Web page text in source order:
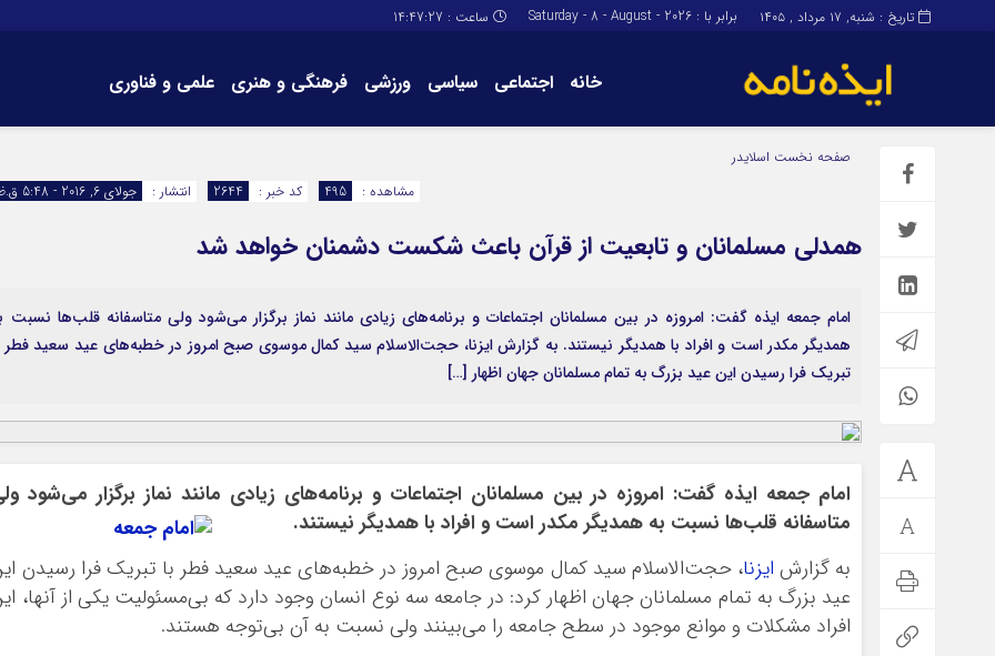
تاریخ : شنبه, ۱۷ مرداد , ۱۴۰۵ برابر با : Saturday - 8 - August - 2026 ساعت : 14:47:27
خانه اجتماعی سیاسی ورزشی فرهنگی و هنری علمی و فناوری
برگه نمونهصفحه نخست اسلایدر
انتشار :
جولای 6, 2016 - 5:48 ق.ظ کد خبر : 2644 مشاهده : 495
همدلی مسلمانان و تابعیت از قرآن باعث شکست دشمنان خواهد شد
امام جمعه ایذه گفت: امروزه در بین مسلمانان اجتماعات و برنامه‌های زیادی مانند نماز برگزار می‌شود ولی متاسفانه قلب‌ها نسبت
همدیگر مکدر است و افراد با همدیگر نیستند. به گزارش ایزنا، حجت‌الاسلام سید کمال موسوی صبح امروز در خطبه‌های عید سعید فطر
تبریک فرا رسیدن این عید بزرگ به تمام مسلمانان جهان اظهار […]
امام جمعه ایذه گفت: امروزه در بین مسلمانان اجتماعات و برنامه‌های زیادی مانند نماز برگزار می‌شود
متاسفانه قلب‌ها نسبت به همدیگر مکدر است و افراد با همدیگر نیستند.
به گزارش ایزنا، حجت‌الاسلام سید کمال موسوی صبح امروز در خطبه‌های عید سعید فطر با تبریک فرا رسیدن
عید بزرگ به تمام مسلمانان جهان اظهار کرد: در جامعه سه نوع انسان وجود دارد که بی‌مسئولیت یکی از آنها،
افراد مشکلات و موانع موجود در سطح جامعه را می‌بینند ولی نسبت به آن بی‌توجه هستند.